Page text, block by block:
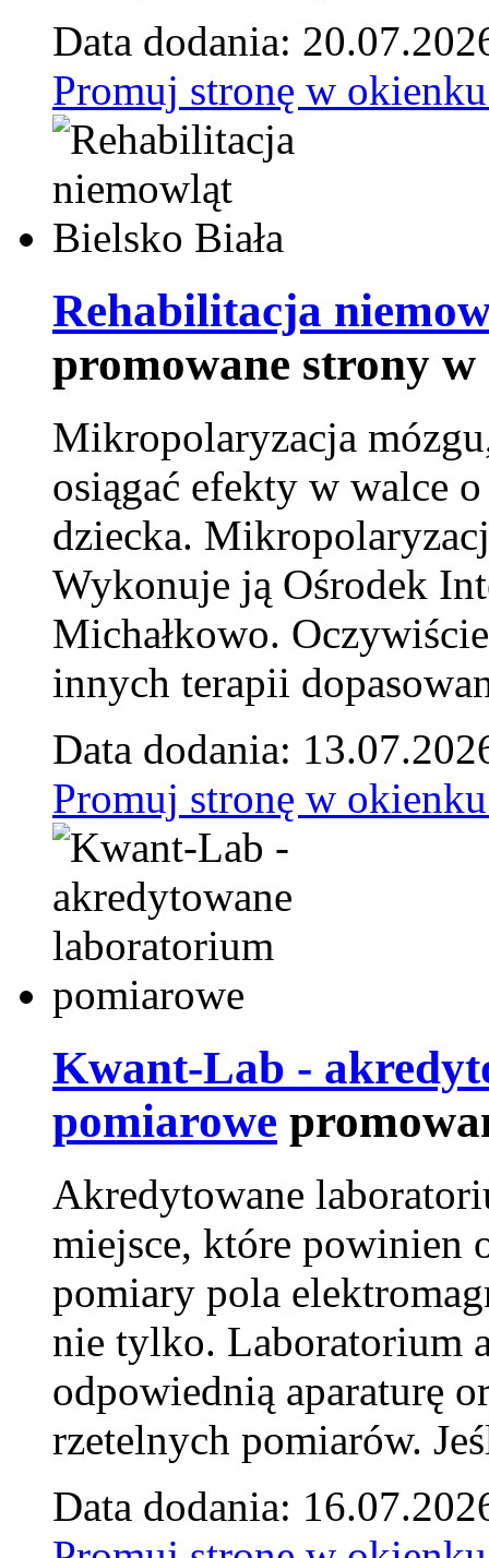
Data dodania:
Promuj stronę w
Rehabilitacja
promowane strony
Mikropolaryzacja
osiągać efekty w walce
dziecka.
Wykonuje ją Ośrodek
Michałkowo.
innych terapii
Data dodania:
Promuj stronę w
Kwant-Lab -
pomiarowe
Akredytowane
miejsce, które powinien
pomiary pola
nie tylko. Laboratorium
odpowiednią aparaturę
rzetelnych pomiarów.
Data dodania: